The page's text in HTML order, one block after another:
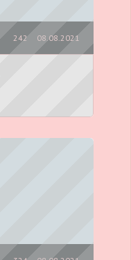
08.08.2021
242